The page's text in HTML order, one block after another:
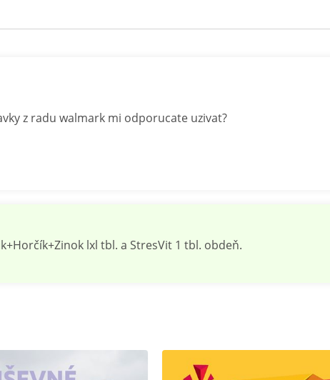
z radu walmark mi odporucate uzivat?
lxl tbl. a StresVit 1 tbl. obdeň.